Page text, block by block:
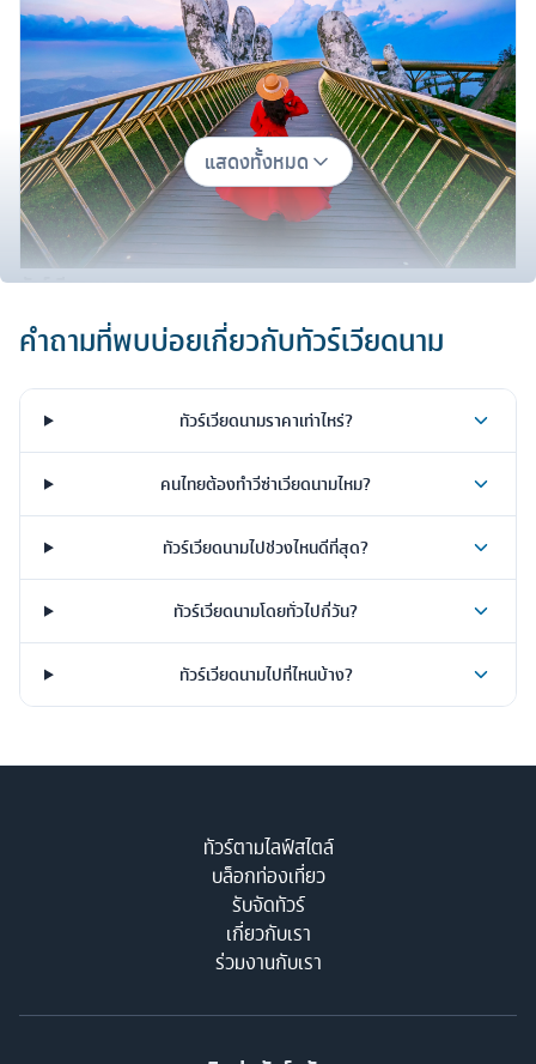
ทัวร์เวียดนามกลาง
🏰
ทัวร์ดานัง (Danang) & บานาฮิลล์ (Ba Na Hills)
ยอดฮิตตลอดกาล ต้องยกให้บานาฮิลล์หมู่บ้านฝรั่งเศสบนยอดเขาที่
มีอากาศเย็นสบายตลอดปี ถ่ายรูปกับสะพานมือสีทอง (Golden
Bridge)
สวนดอกไม้ และสนุกสุดเหวี่ยงในสวนสนุก Fantasy Park
แนะนำโปรแกรมทัวร์เวียดนาม 4 วัน 3 คืนพักบนบานาฮิลล์ 1 คืน
เพื่อดื่มด่ำบรรยากาศทั้งกลางวันและกลางคืน
🏮ทัวร์ฮอยอัน (Hoi An)– เมืองสีเหลืองมัสตาร์ดเพียง 1 ชั่วโมง
จากดานัง คุณจะได้พบกับเมืองเก่าฮอยอันมรดกโลกที่มีเอกลักษณ์
ด้วยบ้านเรือนสีเหลืองสดใส ประดับประดาด้วยโคมไฟหลากสี ยาม
ค่ำคืนสวยงามโรแมนติกมาก ห้ามพลาดกิจกรรมล่องเรือกระด้งที่หมู่
แสดงทั้งหมด
คำถามที่พบบ่อยเกี่ยวกับทัวร์เวียดนาม
ทัวร์เวียดนามราคาเท่าไหร่?
คนไทยต้องทำวีซ่าเวียดนามไหม?
ทัวร์เวียดนามไปช่วงไหนดีที่สุด?
ทัวร์เวียดนามโดยทั่วไปกี่วัน?
ทัวร์เวียดนามไปที่ไหนบ้าง?
ทัวร์ตามไลฟ์สไตล์
บล็อกท่องเที่ยว
รับจัดทัวร์
เกี่ยวกับเรา
ร่วมงานกับเรา